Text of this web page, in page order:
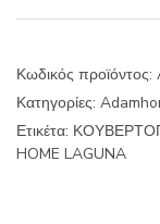
HOME
LAGUNA
ποσότητα
Κωδικός προϊόντος:
Κατηγορίες:
Ετικέτα:
HOME LAGUNA